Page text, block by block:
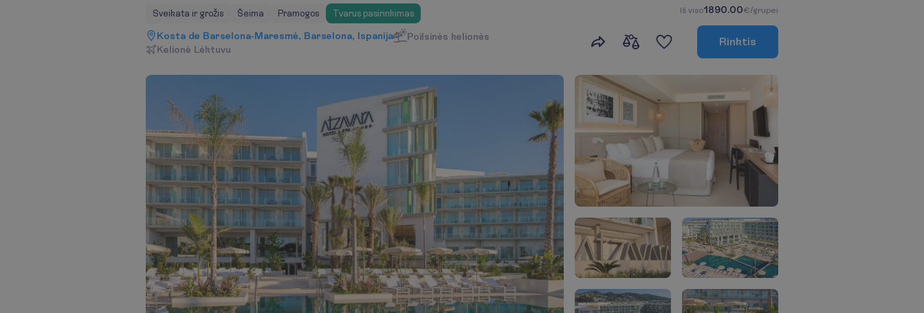
Sveikata ir grožis Šeima Pramogos Tvarus pasirinkimas
Kosta de Barselona-Maresmė, Barselona, Ispanija
Poilsinės kelionės
Kelionė L ėktuvu
Iš viso1890.00€/grupei
Rinktis